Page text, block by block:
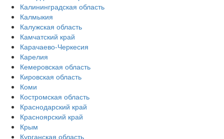
Калининградская область
Калмыкия
Калужская область
Камчатский край
Карачаево-Черкесия
Карелия
Кемеровская область
Кировская область
Коми
Костромская область
Краснодарский край
Красноярский край
Крым
Курганская область